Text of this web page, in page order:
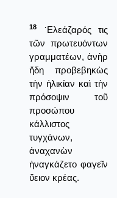
18
᾿Ελεάζαρός τις
τῶν πρωτευόντων
γραμματέων, ἀνὴρ
ἤδη προβεβηκὼς
τὴν ἡλικίαν καὶ τὴν
πρόσοψιν τοῦ
προσώπου
κάλλιστος
τυγχάνων,
ἀναχανὼν
ἠναγκάζετο φαγεῖν
ὕειον κρέας.